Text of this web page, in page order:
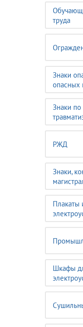
труда
Знаки
опасных
Знаки
РЖД
Знаки,
Плакаты
Шкафы